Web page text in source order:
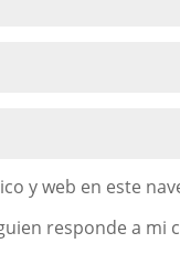
y web en este
responde a mi